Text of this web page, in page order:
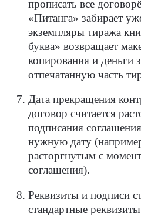
прописать все
«Питанга» забирает
экземпляры тиража
буква» возвращает
копирования и деньги
отпечатанную часть
Дата прекращения
договор считается
подписания
нужную дату
расторгнутым с
соглашения).
Реквизиты и подписи
стандартные